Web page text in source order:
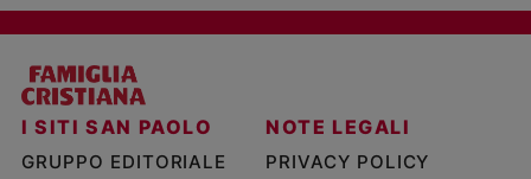
I SITI SAN PAOLO
GRUPPO EDITORIALE
NOTE LEGALI
PRIVACY POLICY